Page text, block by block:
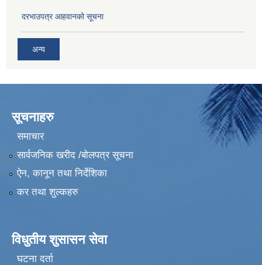
दरभाउपत्र आहवानको सूचना
अन्य
सूचनाहरु
समाचार
सार्वजनिक खरीद /बोलपत्र सूचना
ऐन, कानून तथा निर्देशिका
कर तथा शुल्कहरु
विधुतीय शुसासन सेवा
घटना दर्ता